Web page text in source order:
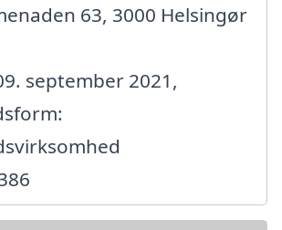
63, 3000 Helsingør
september 2021,